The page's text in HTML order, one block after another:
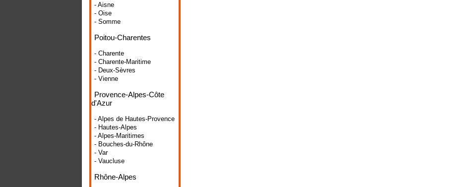
- Aisne
- Oise
- Somme
Poitou-Charentes
- Charente
- Charente-Maritime
- Deux-Sèvres
- Vienne
Provence-Alpes-Côte
d'Azur
- Alpes de Hautes-Provence
- Hautes-Alpes
- Alpes-Maritimes
- Bouches-du-Rhône
- Var
- Vaucluse
Rhône-Alpes